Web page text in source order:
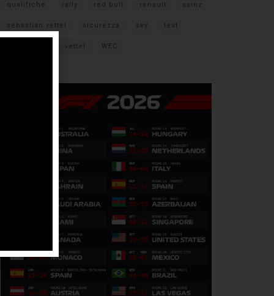
qualifiche rally red bull renault sainz
sebastian vettel sicurezza sky test
vettel WEC